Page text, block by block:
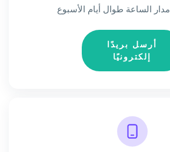
الساعة طوال أيام الأسبوع
أرسل بريدًا
إلكترونيًا